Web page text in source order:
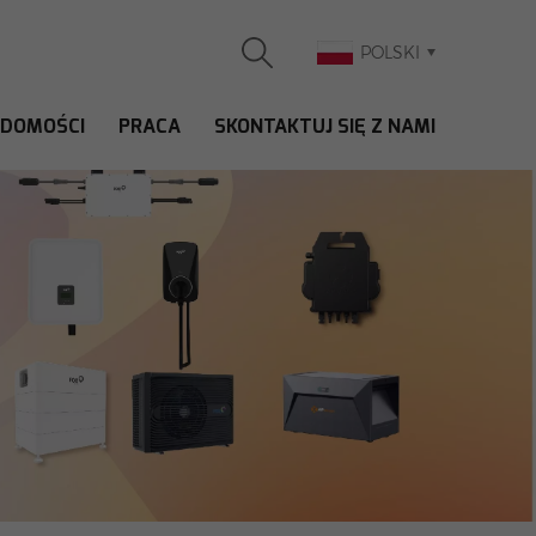
POLSKI
PRACA SKONTAKTUJ SIĘ Z NAMI